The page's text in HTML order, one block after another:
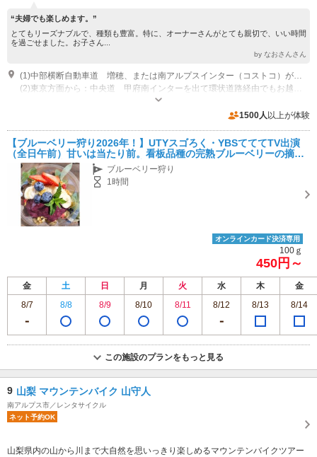
“夫婦でも楽しめます。”
とてもリーズナブルで、種類も豊富。特に、オーナーさんがとても親切で、いい時間
を過ごせました。お子さん...
by なおさんさん
(1)中部横断自動車道 増穂、または南アルプスインター（コストコ）が至近・車で5分ほどです
専用駐車場あり（無料）9台 ブドウ棚が有る為車高制限2M（軽専用スペースの1台のみ1.8M）となります。近隣に高さ制限の無い臨時駐車場20台もあり
1500人 以上が体験
【ブルーベリー狩り2026年！】UTYスゴろく・YBSてててTV出演
（全日午前）甘いは当たり前。看板品種の完熟ブルーベリーの摘み
取り（量り売り）♪8月は主に中粒をお楽しみください！
ブルーベリー狩り
1時間
オンラインカード決済専用
100ｇ
450円～
金 土 日 月 火 水 木
金
8/7
8/8 8/9 8/10 8/11 8/12 8/13 8/14
この施設のプランをもっと見る
9 山梨 マウンテンバイク 山守人
南アルプス市／レンタサイクル
ネット予約OK
山梨県内の山から川まで大自然を思いっきり楽しめるマウンテンバイクツアー